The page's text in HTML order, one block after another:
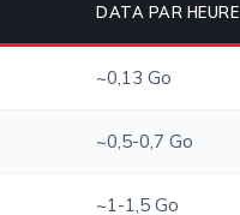
DATA PAR HEURE
~0,13 Go
~0,5-0,7 Go
~1-1,5 Go